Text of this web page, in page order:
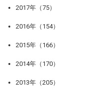
2017年（75）
2016年（154）
2015年（166）
2014年（170）
2013年（205）